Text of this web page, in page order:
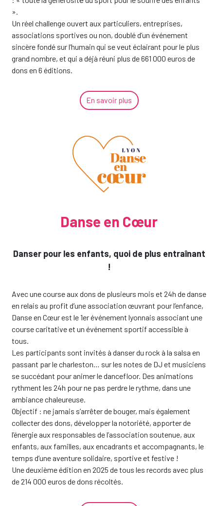
».
Un réel challenge ouvert aux particuliers, entreprises,
associations sportives ou non, doublé d’un événement
sincère fondé sur l’humain qui se veut éclairant pour le plus
grand nombre, et qui a déjà réuni plus de 661 000 euros de
dons en 6 éditions.
En savoir plus
Danse en Cœur
Danser pour les enfants, quoi de plus entraînant
!
Avec une course aux dons de plusieurs mois et 24h de danse
en relais au profit d’une association œuvrant pour l’enfance,
Danse en Cœur est le 1er événement lyonnais associant une
course caritative et un événement sportif accessible à
tous.
Les participants sont invités à danser du rock à la salsa en
passant par le charleston… sur les notes de DJ et musiciens
se succédant pour animer le dancefloor. Des animations
rythment les 24h pour ne pas perdre le rythme, dans une
ambiance chaleureuse.
Objectif : ne jamais s’arrêter de bouger, mais également
collecter des dons, développer la notoriété, apporter de
l’énergie aux responsables de l’association soutenue, aux
enfants, aux familles, aux encadrants et accompagnants, le
temps d’une aventure solidaire, sportive et festive !
Une deuxième édition en 2025 de tous les records avec plus
de 214 000 euros de dons récoltés.